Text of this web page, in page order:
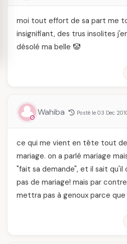
moi tout effort de sa part me
insignifiant, des trus insolites
désolé ma belle 🤡
Wahiba Posté le 03 Dec
ce qui me vient en tête tout
mariage. on a parlé mariage
"fait sa demande", et il sait qu'il
pas de mariage! mais par
mettra pas à genoux parce